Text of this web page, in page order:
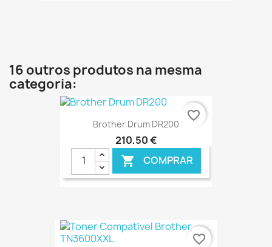
16 outros produtos na mesma
categoria:
Brother Drum DR200
210,50 €
 COMPRAR
€ ONLINE
favorite_border
favorite_border